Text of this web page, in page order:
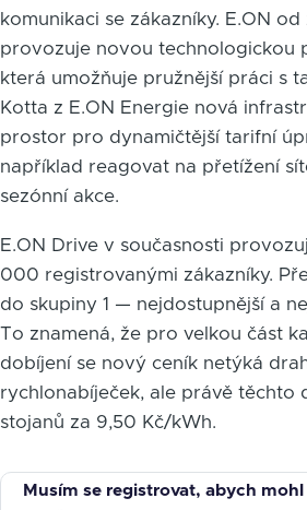
komunikaci se zákazníky. E.ON
provozuje novou technologickou
která umožňuje pružnější práci s
Kotta z E.ON Energie nová
prostor pro dynamičtější tarifní
například reagovat na přetížení
sezónní akce.
E.ON Drive v současnosti
000 registrovanými zákazníky.
do skupiny 1 — nejdostupnější a
To znamená, že pro velkou část
dobíjení se nový ceník netýká
rychlonabíječek, ale právě těchto
stojanů za 9,50 Kč/kWh.
Musím se registrovat, abych mohl